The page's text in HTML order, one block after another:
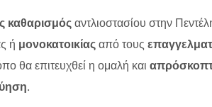
καθαρισμόςαντλιοστασίου στην
ή μονοκατοικίαςαπό τους
θα επιτευχθεί η ομαλή και
.